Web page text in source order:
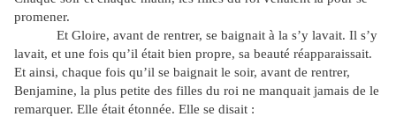
promener.
Et Gloire, avant de rentrer, se baignait à la s’y lavait. Il s’y
lavait, et une fois qu’il était bien propre, sa beauté réapparaissait.
Et ainsi, chaque fois qu’il se baignait le soir, avant de rentrer,
Benjamine, la plus petite des filles du roi ne manquait jamais de le
remarquer. Elle était étonnée. Elle se disait :